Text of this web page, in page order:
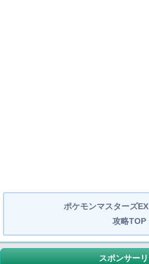
ポケモンマスターズ
攻略TOP
スポンサー